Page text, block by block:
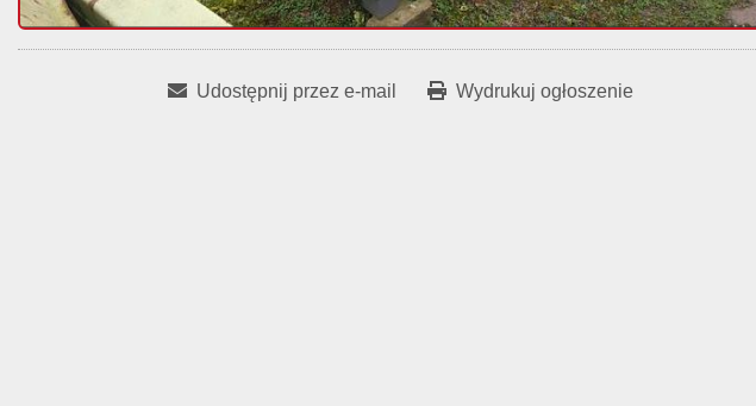
Udostępnij przez e-mail Wydrukuj ogłoszenie